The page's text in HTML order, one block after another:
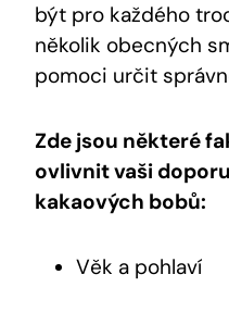
být pro každého
několik obecných
pomoci​ určit
Zde⁢ jsou‍ některé
ovlivnit vaši
kakaových bobů:
Věk a pohlaví